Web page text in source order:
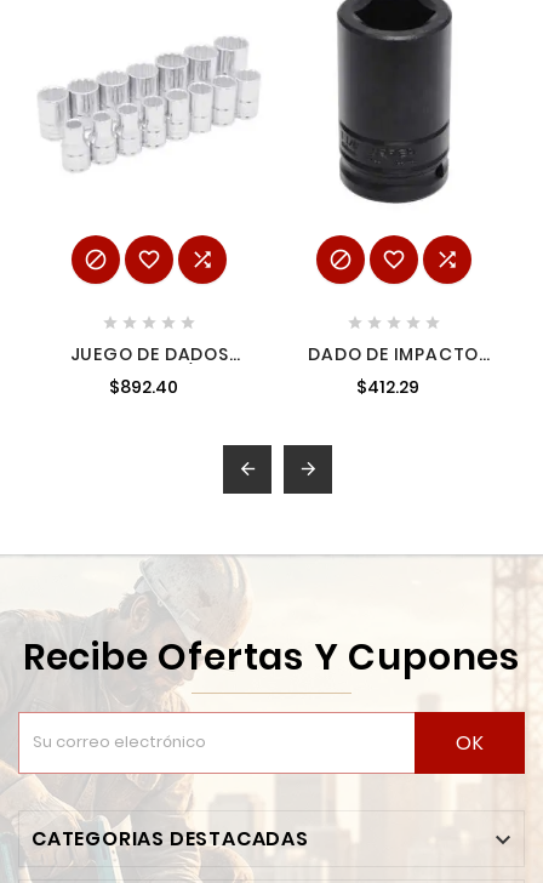
  
    
JUEGO DE DADOS
CUADRO DE 1/2" 12
PUNTAS METRICOS 15
$892.40
  
    
DADO DE IMPACTO
LARGO CUADRO DE
3/4" 6 PUNTAS EN
$412.29
 
Recibe Ofertas Y Cupones
OK
CATEGORIAS DESTACADAS 